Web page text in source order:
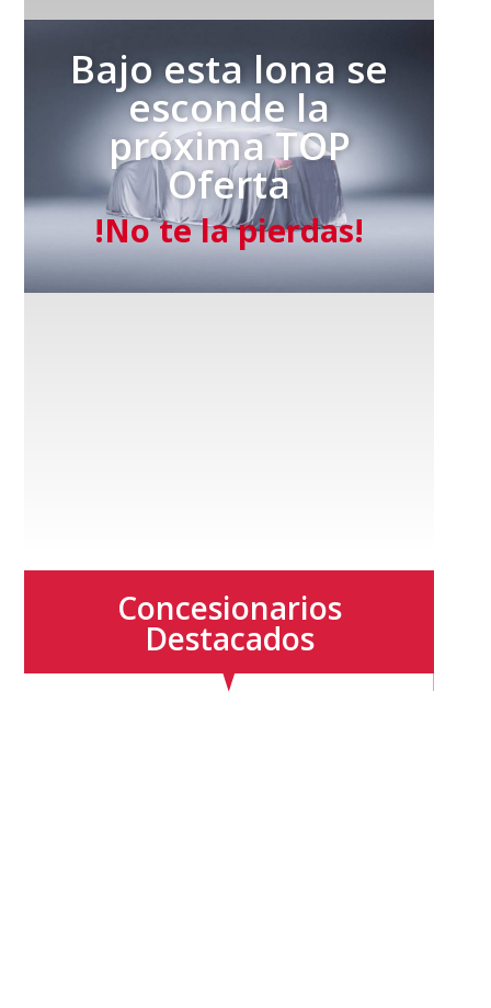
Bajo esta lona se
esconde la
próxima TOP
Oferta
!No te la pierdas!​
Concesionarios
Destacados